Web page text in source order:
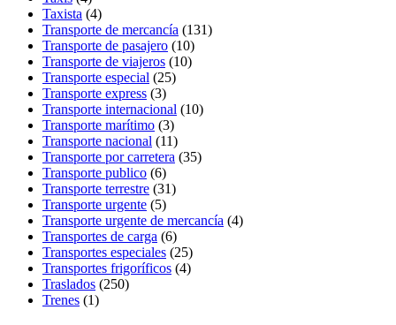
Taxista (4)
Transporte de mercancía (131)
Transporte de pasajero (10)
Transporte de viajeros (10)
Transporte especial (25)
Transporte express (3)
Transporte internacional (10)
Transporte marítimo (3)
Transporte nacional (11)
Transporte por carretera (35)
Transporte publico (6)
Transporte terrestre (31)
Transporte urgente (5)
Transporte urgente de mercancía (4)
Transportes de carga (6)
Transportes especiales (25)
Transportes frigoríficos (4)
Traslados (250)
Trenes (1)